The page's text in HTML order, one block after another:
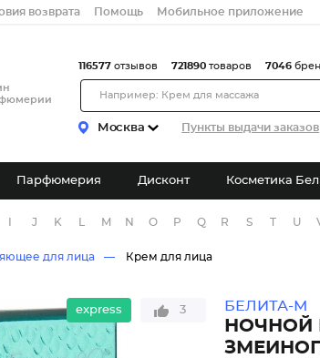
возврата Помощь Мобильное приложение
Москва Пункты выдачи заказов
116577 отзывов 721890 товаров 7046
Парфюмерия Дисконт Косметика
J K M N O P Q R S T U
для лица Крем для лица
express 3 БЕЛИТА-М
НОЧНОЙ